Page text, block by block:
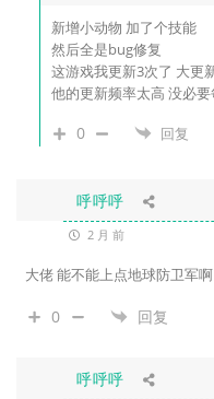
新增小动物 加了个技能
然后全是bug修复
这游戏我更新3次了 大更
他的更新频率太高 没必
0 回复
呼呼呼
2 月 前
大佬 能不能上点地球防卫军啊
0 回复
呼呼呼